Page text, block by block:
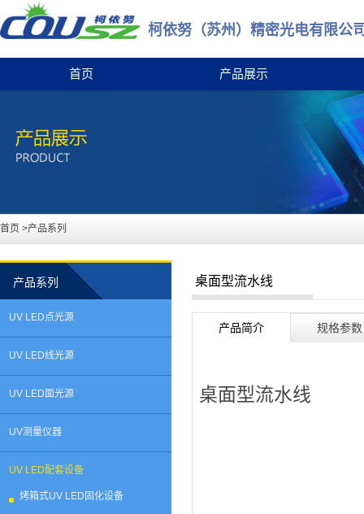
柯依努（苏州）精密光电有限公
首页 产品展示
首页 >产品系列
产品系列
UV LED点光源
UV LED线光源
UV LED面光源
UV测量仪器
UV LED配套设备
烤箱式UV LED固化设备
桌面型流水线
产品简介 规格参数
桌面型流水线